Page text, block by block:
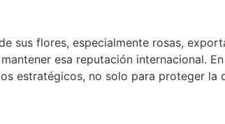
sus flores, especialmente rosas,
esa reputación internacional.
estratégicos, no solo para proteger